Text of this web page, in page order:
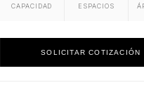
CAPACIDAD ESPACIOS
SOLICITAR COTIZACIÓN